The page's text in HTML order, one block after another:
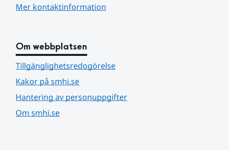
Mer kontaktinformation
Om webbplatsen
Tillgänglighetsredogörelse
Kakor på smhi.se
Hantering av personuppgifter
Om smhi.se